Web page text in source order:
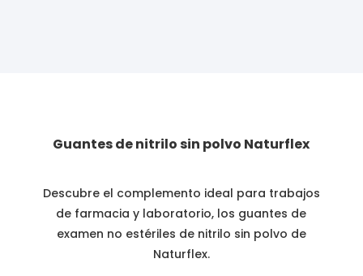
Guantes de nitrilo sin polvo Naturflex
Descubre el complemento ideal para trabajos
de farmacia y laboratorio, los guantes de
examen no estériles de nitrilo sin polvo de
Naturflex.